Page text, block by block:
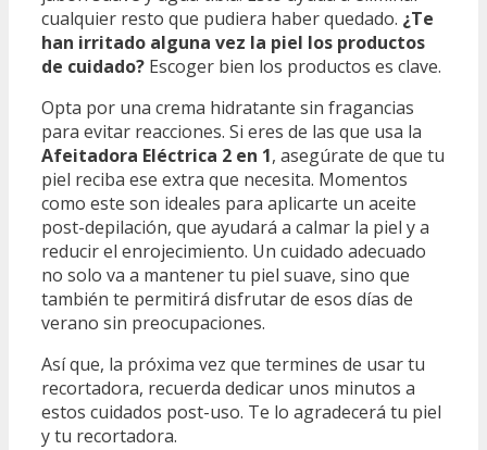
cualquier resto que pudiera haber quedado. ¿Te
han irritado alguna vez la piel los productos
de cuidado? Escoger bien los productos es clave.
Opta por una crema hidratante sin fragancias
para evitar reacciones. Si eres de las que usa la
Afeitadora Eléctrica 2 en 1, asegúrate de que tu
piel reciba ese extra que necesita. Momentos
como este son ideales para aplicarte un aceite
post-depilación, que ayudará a calmar la piel y a
reducir el enrojecimiento. Un cuidado adecuado
no solo va a mantener tu piel suave, sino que
también te permitirá disfrutar de esos días de
verano sin preocupaciones.
Así que, la próxima vez que termines de usar tu
recortadora, recuerda dedicar unos minutos a
estos cuidados post-uso. Te lo agradecerá tu piel
y tu recortadora.